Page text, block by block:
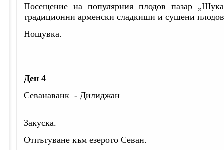
Посещение на популярния плодов пазар
традиционни арменски сладкиши и сушени
Нощувка.
Ден 4
Севанаванк - Дилиджан
Закуска.
Отпътуване към езерото Севан.